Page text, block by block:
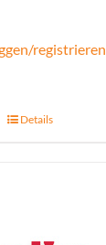
registrieren
Details